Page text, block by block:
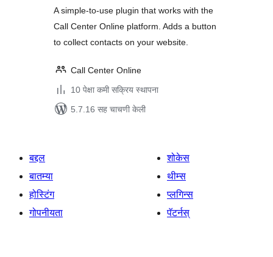
A simple-to-use plugin that works with the
Call Center Online platform. Adds a button
to collect contacts on your website.
Call Center Online
10 पेक्षा कमी सक्रिय स्थापना
5.7.16 सह चाचणी केली
बद्दल
बातम्या
होस्टिंग
गोपनीयता
शोकेस
थीम्स
प्लगिन्स
पॅटर्नस्